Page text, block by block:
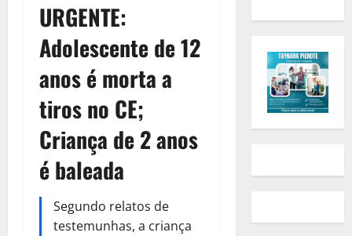
URGENTE:
Adolescente de 12
anos é morta a
tiros no CE;
Criança de 2 anos
é baleada
Segundo relatos de
testemunhas, a criança